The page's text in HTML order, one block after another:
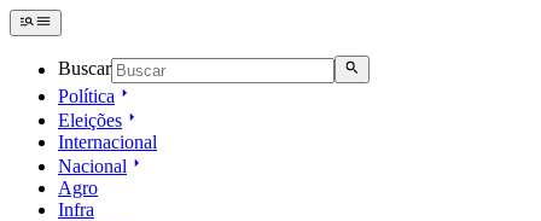
Buscar
Política
Eleições
Internacional
Nacional
Agro
Infra